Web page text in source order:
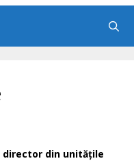
din unitățile